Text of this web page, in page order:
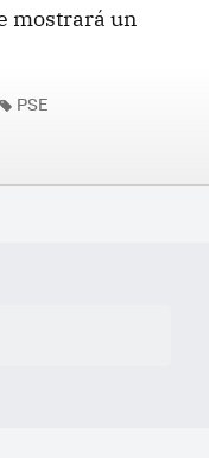
mostrará un
PSE